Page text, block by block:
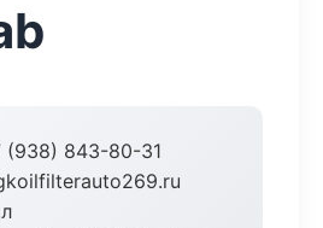
(938) 843-80-31